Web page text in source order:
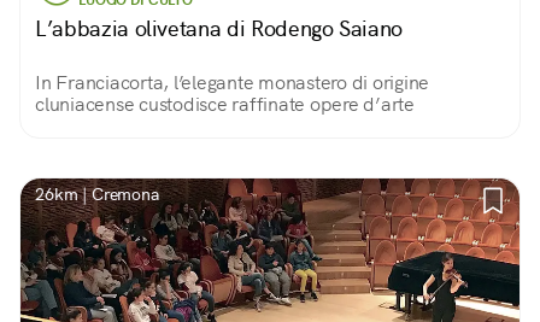
L’abbazia olivetana di Rodengo Saiano
In Franciacorta, l’elegante monastero di origine
cluniacense custodisce raffinate opere d’arte
26km | Cremona